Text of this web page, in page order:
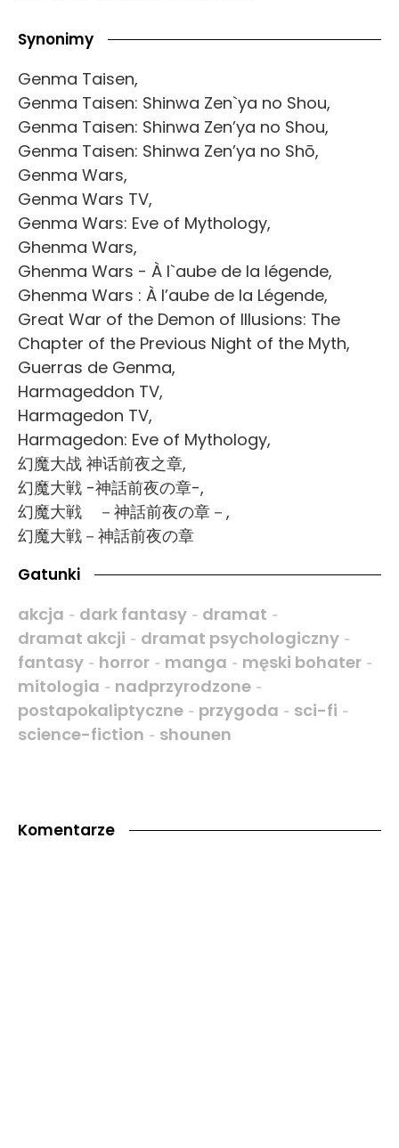
Synonimy
Genma Taisen,
Genma Taisen: Shinwa Zen`ya no Shou,
Genma Taisen: Shinwa Zen’ya no Shou,
Genma Taisen: Shinwa Zen’ya no Shō,
Genma Wars,
Genma Wars TV,
Genma Wars: Eve of Mythology,
Ghenma Wars,
Ghenma Wars - À l`aube de la légende,
Ghenma Wars : À l’aube de la Légende,
Great War of the Demon of Illusions: The
Chapter of the Previous Night of the Myth,
Guerras de Genma,
Harmageddon TV,
Harmagedon TV,
Harmagedon: Eve of Mythology,
幻魔大战 神话前夜之章,
幻魔大戦 -神話前夜の章-,
幻魔大戦 －神話前夜の章－,
幻魔大戦－神話前夜の章
Gatunki
akcja - dark fantasy - dramat -
dramat akcji - dramat psychologiczny -
fantasy - horror - manga - męski bohater -
mitologia - nadprzyrodzone -
postapokaliptyczne - przygoda - sci-fi -
science-fiction - shounen
Komentarze